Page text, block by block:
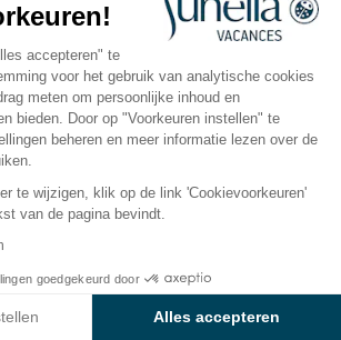
accepteren" te
voor het gebruik van analytische cookies
meten om persoonlijke inhoud en
bieden. Door op "Voorkeuren instellen" te
beheren en meer informatie lezen over de
te wijzigen, klik op de link 'Cookievoorkeuren'
van de pagina bevindt.
goedgekeurd door
Alles accepteren
de resultaten op de kaart